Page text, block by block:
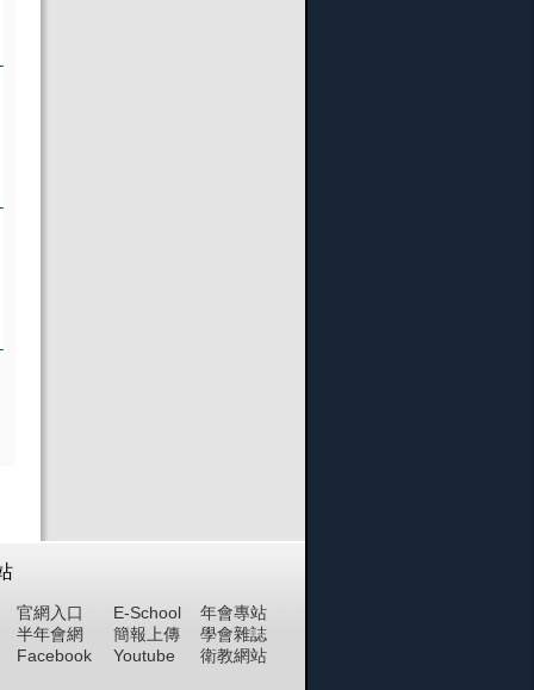
官網入口
半年會網
Facebook
E-School
簡報上傳
Youtube
年會專站
學會雜誌
衛教網站